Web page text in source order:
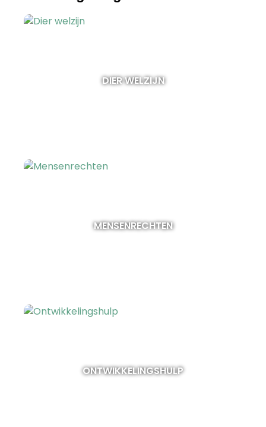
DIER WELZIJN
MENSENRECHTEN
ONTWIKKELINGSHULP